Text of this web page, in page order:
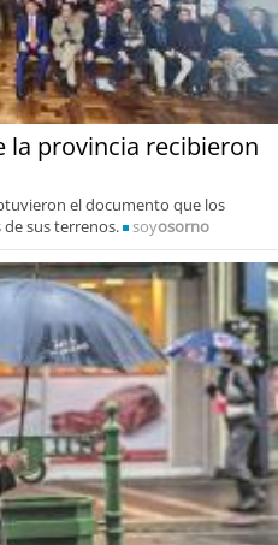
la provincia recibieron
el documento que los
sus terrenos.
soyosorno